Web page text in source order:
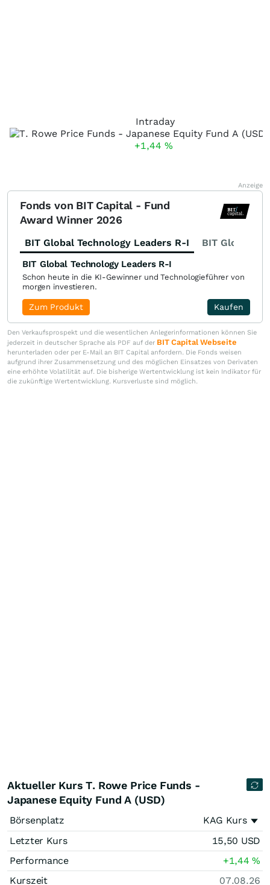
Intraday
+1,44 %
Anzeige
Fonds von BIT Capital - Fund
Award Winner 2026
BIT Global Technology Leaders R-I BIT Global
BIT Global Technology Leaders R-I
Schon heute in die KI-Gewinner und Technologieführer von
morgen investieren.
Kaufen
Zum Produkt
Den Verkaufsprospekt und die wesentlichen Anlegerinformationen können Sie
jederzeit in deutscher Sprache als PDF auf der BIT Capital Webseite
herunterladen oder per E-Mail an BIT Capital anfordern. Die Fonds weisen
aufgrund ihrer Zusammensetzung und des möglichen Einsatzes von Derivaten
eine erhöhte Volatilität auf. Die bisherige Wertentwicklung ist kein Indikator für
die zukünftige Wertentwicklung. Kursverluste sind möglich.
Aktueller Kurs T. Rowe Price Funds -
Japanese Equity Fund A (USD)
Börsenplatz
KAG Kurs
Letzter Kurs
15,50 USD
Performance
+1,44%
Kurszeit
07.08.26